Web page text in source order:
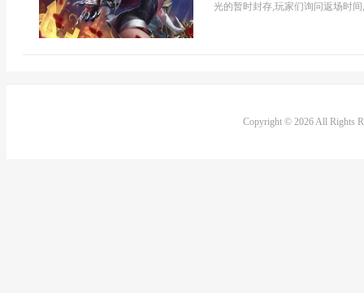
光的暂时封存,玩家们询问返场时
Copyright © 2026 All Rights